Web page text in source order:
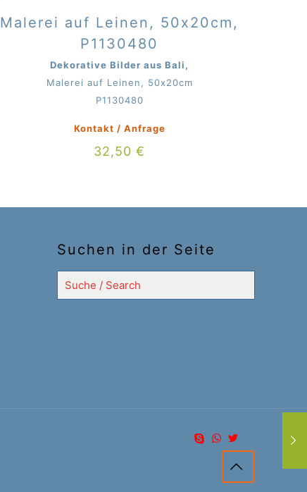
Malerei auf Leinen, 50x20cm,
P1130480
Dekorative Bilder aus Bali,
Malerei auf Leinen, 50x20cm
P1130480
Kontakt / Anfrage
32,50€
Suchen in der Seite